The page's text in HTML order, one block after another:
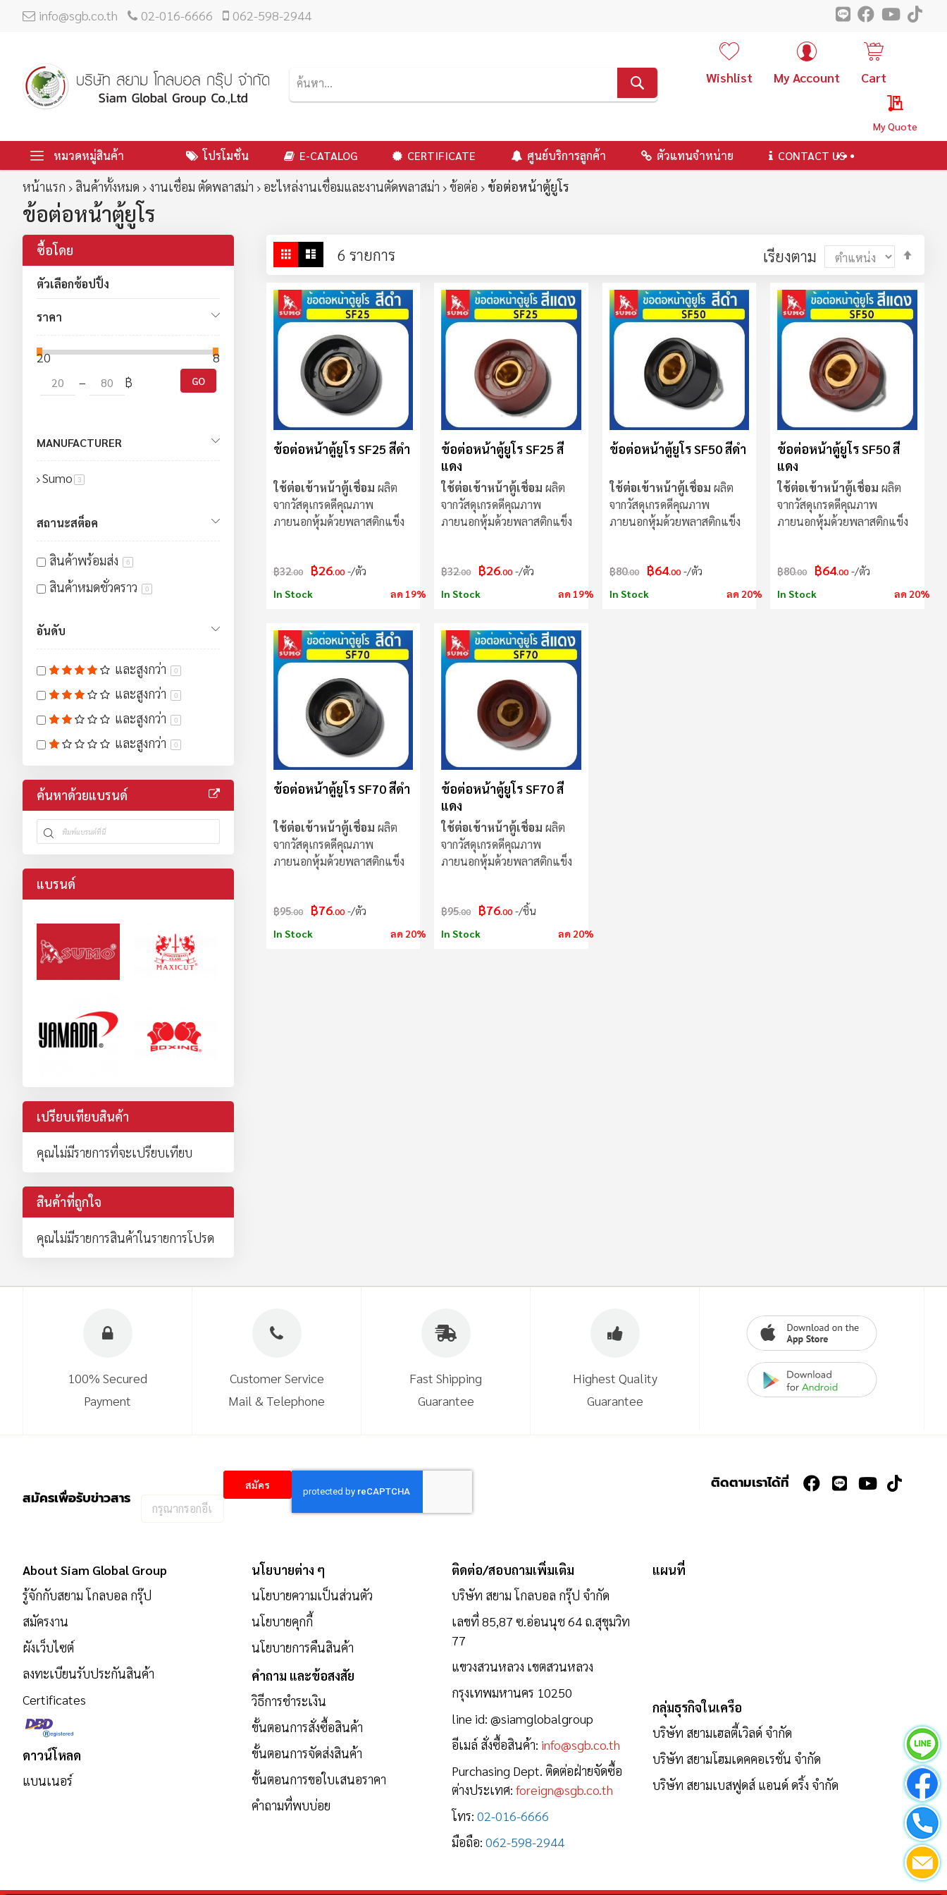
info@sgb.co.th 02-016-6666 062-598-2944
My Quote
Wishlist My Account Cart
หมวดหมู่สินค้า โปรโมชั่น E-CATALOG CERTIFICATE ศูนย์บริการลูกค้า ตัวแทนจำหน่าย CONTACT US
หน้าแรก สินค้าทั้งหมด งานเชื่อม ตัดพลาสม่า อะไหล่งานเชื่อมและงานตัดพลาสม่า ข้อต่อ ข้อต่อหน้าตู้ยูโร
ข้อต่อหน้าตู้ยูโร
ใน
มุม
มอง
ตาราง รายการ
6 รายการ เรียงตาม
ตาม
ข้อต่อหน้าตู้ยูโร SF25 สีดำ
ใช้ต่อเข้าหน้าตู้เชื่อม ผลิต
จากวัสดุเกรดดีคุณภาพ
ภายนอกหุ้มด้วยพลาสติกแข็ง
฿32.00 ฿26.00 /ตัว
In Stock ลด 19%
ข้อต่อหน้าตู้ยูโร SF25 สี
แดง
ใช้ต่อเข้าหน้าตู้เชื่อม ผลิต
จากวัสดุเกรดดีคุณภาพ
ภายนอกหุ้มด้วยพลาสติกแข็ง
฿32.00 ฿26.00 /ตัว
In Stock ลด 19%
ข้อต่อหน้าตู้ยูโร SF50 สีดำ
ใช้ต่อเข้าหน้าตู้เชื่อม ผลิต
จากวัสดุเกรดดีคุณภาพ
ภายนอกหุ้มด้วยพลาสติกแข็ง
฿80.00 ฿64.00 /ตัว
In Stock ลด 20%
ข้อต่อหน้าตู้ยูโร SF50 สี
แดง
ใช้ต่อเข้าหน้าตู้เชื่อม ผลิต
จากวัสดุเกรดดีคุณภาพ
ภายนอกหุ้มด้วยพลาสติกแข็ง
฿80.00 ฿64.00 /ตัว
In Stock ลด 20%
ข้อต่อหน้าตู้ยูโร SF70 สีดำ
ใช้ต่อเข้าหน้าตู้เชื่อม ผลิต
จากวัสดุเกรดดีคุณภาพ
ภายนอกหุ้มด้วยพลาสติกแข็ง
฿95.00 ฿76.00 /ตัว
In Stock ลด 20%
ข้อต่อหน้าตู้ยูโร SF70 สี
แดง
ใช้ต่อเข้าหน้าตู้เชื่อม ผลิต
จากวัสดุเกรดดีคุณภาพ
ภายนอกหุ้มด้วยพลาสติกแข็ง
฿95.00 ฿76.00 /ชิ้น
In Stock ลด 20%
ซื้อโดย
ตัวเลือกช้อปปิ้ง
ราคา
20
80
–
฿ GO
MANUFACTURER
Sumo 3สินค้า
สถานะสต็อค
สินค้าพร้อมส่ง 6
สินค้าหมดชั่วคราว 0
อันดับ
และสูงกว่า 0
และสูงกว่า 0
และสูงกว่า 0
และสูงกว่า 0
ค้นหาด้วยแบรนด์
แบรนด์
เปรียบเทียบสินค้า
คุณไม่มีรายการที่จะเปรียบเทียบ
สินค้าที่ถูกใจ
คุณไม่มีรายการสินค้าในรายการโปรด
100% Secured
Payment
Customer Service
Mail & Telephone
Fast Shipping
Guarantee
Highest Quality
Guarantee
สมัครเพื่อรับข่าวสาร
กรอก
รับ
ข่าวสาร:
สมัคร ติดตามเราได้ที่
About Siam Global Group
รู้จักกับสยาม โกลบอล กรุ๊ป
สมัครงาน
ผังเว็บไซต์
ลงทะเบียนรับประกันสินค้า
Certificates
ดาวน์โหลด
แบนเนอร์
นโยบายต่าง ๆ
นโยบายความเป็นส่วนตัว
นโยบายคุกกี้
นโยบายการคืนสินค้า
คำถาม และข้อสงสัย
วิธีการชำระเงิน
ขั้นตอนการสั่งซื้อสินค้า
ขั้นตอนการจัดส่งสินค้า
ขั้นตอนการขอใบเสนอราคา
คำถามที่พบบ่อย
ติดต่อ/สอบถามเพิ่มเติม
บริษัท สยาม โกลบอล กรุ๊ป จำกัด
เลขที่ 85,87 ซ.อ่อนนุช 64 ถ.สุขุมวิท
77
แขวงสวนหลวง เขตสวนหลวง
กรุงเทพมหานคร 10250
line id:@siamglobalgroup
อีเมล์ สั่งซื้อสินค้า: info@sgb.co.th
Purchasing Dept. ติดต่อฝ่ายจัดซื้อ
ต่างประเทศ:foreign@sgb.co.th
โทร: 02-016-6666
มือถือ: 062-598-2944
แผนที่
กลุ่มธุรกิจในเครือ
บริษัท สยามเฮลตี้เวิลด์ จำกัด
บริษัท สยามโฮมเดคคอเรชั่น จำกัด
บริษัท สยามเบสฟูดส์ แอนด์ ดริ้ง จำกัด